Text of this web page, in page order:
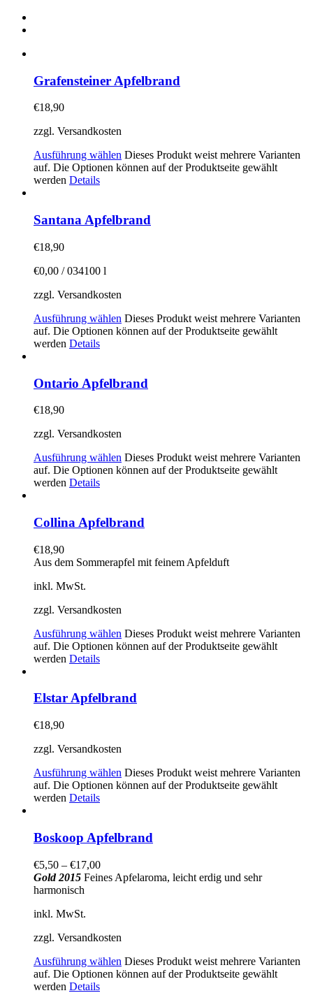
Grafensteiner Apfelbrand
€18,90
zzgl. Versandkosten
Ausführung wählen Dieses Produkt weist mehrere Varianten
auf. Die Optionen können auf der Produktseite gewählt
werden Details
Santana Apfelbrand
€18,90
€0,00 /034100 l
zzgl. Versandkosten
Ausführung wählen Dieses Produkt weist mehrere Varianten
auf. Die Optionen können auf der Produktseite gewählt
werden Details
Ontario Apfelbrand
€18,90
zzgl. Versandkosten
Ausführung wählen Dieses Produkt weist mehrere Varianten
auf. Die Optionen können auf der Produktseite gewählt
werden Details
Collina Apfelbrand
€18,90
Aus dem Sommerapfel mit feinem Apfelduft
inkl. MwSt.
zzgl. Versandkosten
Ausführung wählen Dieses Produkt weist mehrere Varianten
auf. Die Optionen können auf der Produktseite gewählt
werden Details
Elstar Apfelbrand
€18,90
zzgl. Versandkosten
Ausführung wählen Dieses Produkt weist mehrere Varianten
auf. Die Optionen können auf der Produktseite gewählt
werden Details
Boskoop Apfelbrand
€5,50 – €17,00
Gold 2015 Feines Apfelaroma, leicht erdig und sehr
harmonisch
inkl. MwSt.
zzgl. Versandkosten
Ausführung wählen Dieses Produkt weist mehrere Varianten
auf. Die Optionen können auf der Produktseite gewählt
werden Details